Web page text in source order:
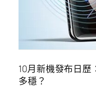
10月新機發布日
多穩？